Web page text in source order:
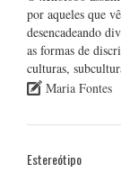
por aqueles que
desencadeando
as formas de
culturas,
Maria Fontes
Estereótipo